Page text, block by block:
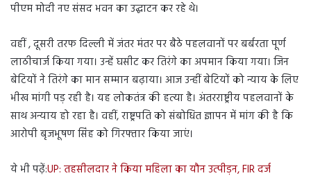
पीएम मोदी नए संसद भवन का उद्घाटन कर रहे थे।
वहीं , दूसरी तरफ दिल्ली में जंतर मंतर पर बैठे पहलवानों पर बर्बरता पूर्ण
लाठीचार्ज किया गया। उन्हें घसीट कर तिरंगे का अपमान किया गया। जिन
बेटियों ने तिरंगे का मान सम्मान बढ़ाया। आज उन्हीं बेटियों को न्याय के लिए
भीख मांगी पड़ रही है। यह लोकतंत्र की हत्या है। अंतरराष्ट्रीय पहलवानों के
साथ अन्याय हो रहा है। वहीं, राष्ट्रपति को संबोधित ज्ञापन में मांग की है कि
आरोपी बृजभूषण सिंह को गिरफ्तार किया जाएं।
ये भी पढ़ें:UP: तहसीलदार ने किया महिला का यौन उत्पीड़न, FIR दर्ज